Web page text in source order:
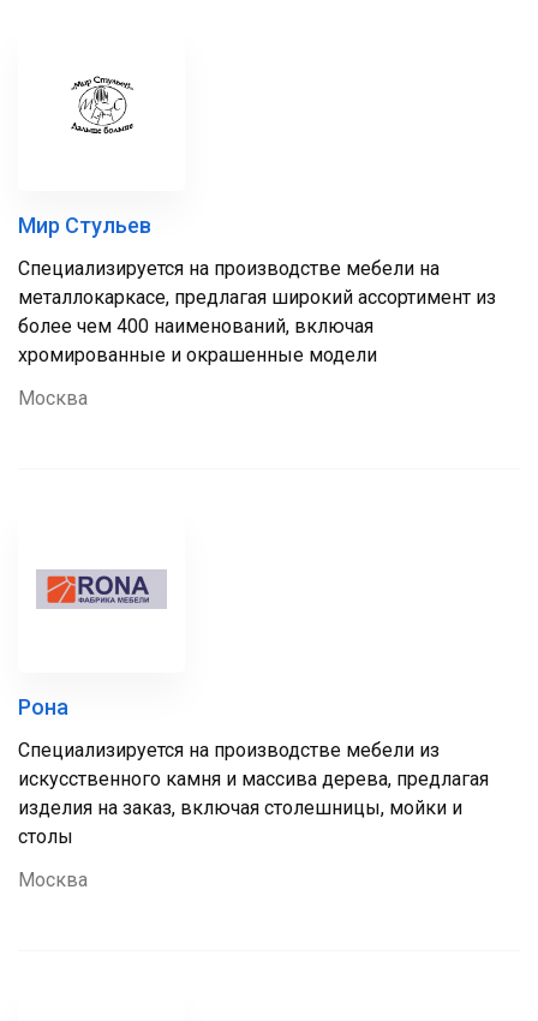
Мир Стульев
Специализируется на производстве мебели на
металлокаркасе, предлагая широкий ассортимент из
более чем 400 наименований, включая
хромированные и окрашенные модели
Москва
Рона
Специализируется на производстве мебели из
искусственного камня и массива дерева, предлагая
изделия на заказ, включая столешницы, мойки и
столы
Москва